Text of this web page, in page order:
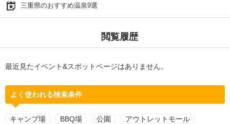
三重県のおすすめ温泉9選
閲覧履歴
最近見たイベント&スポットページはありません。
よく使われる検索条件
キャンプ場 BBQ場 公園 アウトレットモール